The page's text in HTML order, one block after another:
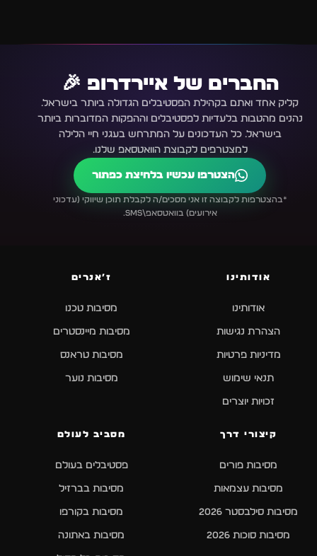
החברים של איירדרופ 🎉
קליק אחד ואתם בקהילת הפסטיבלים הגדולה ביותר בישראל.
נהנים מהטבות בלעדיות לפסטיבלים וההפקות המדוברות ביותר
בישראל. כל העדכונים על המתרחש בעגני חיי הלילה
למצטרפים לקבוצת הוואטסאפ שלנו.
הצטרפו עכשיו בלחיצת כפתור
*בהצטרפות לקבוצה זו אני מסכים/ה לקבלת תוכן שיווקי (עדכוני
אירועים) בוואטסאפ\SMS.
אודותינו
אודותינו
הצהרת נגישות
מדיניות פרטיות
תנאי שימוש
זכויות יוצרים
ז׳אנרים
מסיבות טכנו
מסיבות מיינסטרים
מסיבות טראנס
מסיבות נוער
קיצורי דרך
מסיבות פורים
מסיבות עצמאות
מסיבות סילבסטר 2026
מסיבות סוכות 2026
מסביב לעולם
פסטיבלים בעולם
מסיבות בברזיל
מסיבות בקורפו
מסיבות באתונה